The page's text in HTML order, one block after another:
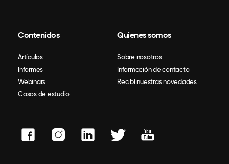
Contenidos
Artículos
Informes
Webinars
Casos de estudio
Quienes somos
Sobre nosotros
Información de contacto
Recibí nuestras novedades